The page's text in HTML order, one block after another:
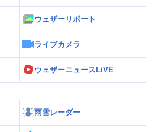
ウェザーリポート
ライブカメラ
ウェザーニュースLiVE
雨雪レーダー